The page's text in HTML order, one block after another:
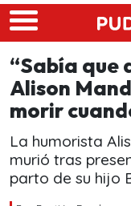
Skip to main content
“Sabía que
Alison
morir
La humorista
murió tras
parto de su hijo